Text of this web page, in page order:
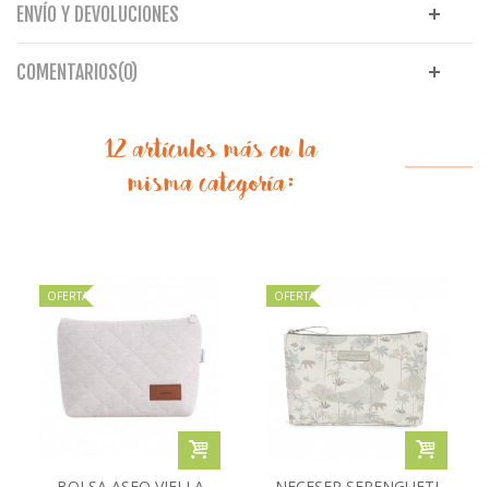
ENVÍO Y DEVOLUCIONES
COMENTARIOS(0)
12 artículos más en la
misma categoría:
OFERTA OFERTA